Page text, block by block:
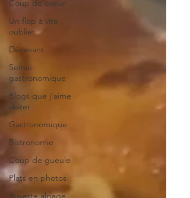
Coup de coeur
Un flop à vite
oublier
Décevant
Semie-
gastronomique
Blogs que j'aime
visiter
Gastronomique
Bistronomie
Coup de gueule
Plats en photos
Buvette alpage